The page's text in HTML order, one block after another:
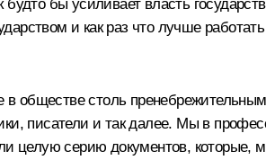
бы усиливает власть
и как раз что лучше
в обществе столь
писатели и так далее. Мы в
целую серию документов, которые,